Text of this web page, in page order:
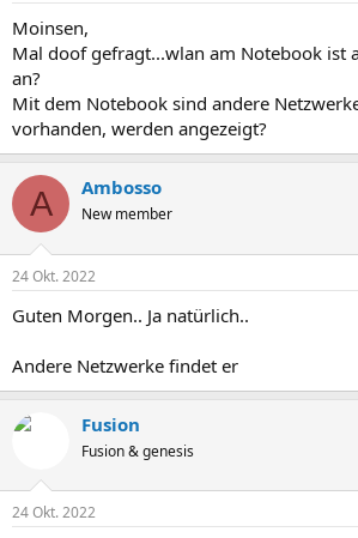
Moinsen,
Mal doof gefragt...wlan am Notebook ist
an?
Mit dem Notebook sind andere
vorhanden, werden angezeigt?
A Ambosso
New member
24 Okt. 2022
Guten Morgen.. Ja natürlich..
Andere Netzwerke findet er
Fusion
Fusion & genesis
24 Okt. 2022